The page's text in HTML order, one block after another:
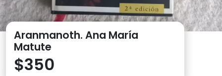
Aranmanoth. Ana María
Matute
$350